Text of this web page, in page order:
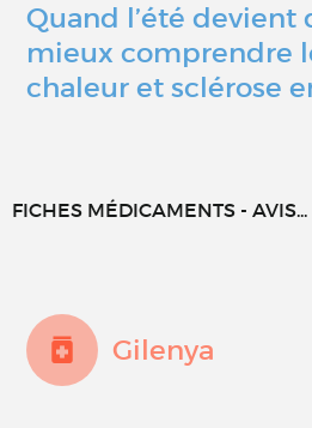
Quand l’été devient
mieux comprendre
chaleur et sclérose
FICHES MÉDICAMENTS - AVIS...
Gilenya